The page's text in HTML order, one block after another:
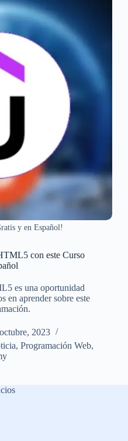
y en Español!
con este Curso
es una oportunidad
en aprender sobre este
2023
, Programación Web,